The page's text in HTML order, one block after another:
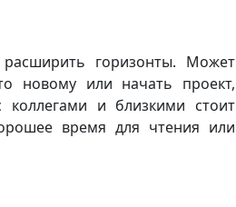
горизонты. Может
новому или начать проект,
и близкими стоит
время для чтения или